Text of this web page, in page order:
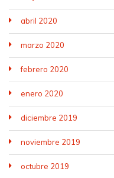
abril 2020
marzo 2020
febrero 2020
enero 2020
diciembre 2019
noviembre 2019
octubre 2019